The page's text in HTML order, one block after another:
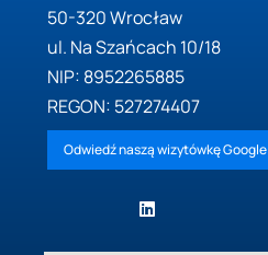
50-320 Wrocław
ul. Na Szańcach 10/18
NIP: 8952265885
REGON: 527274407
Odwiedź naszą wizytówkę Google